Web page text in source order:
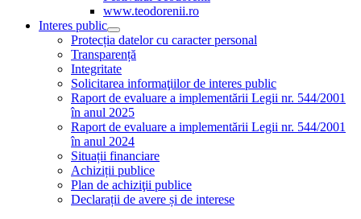
www.teodorenii.ro
Interes public
Protecția datelor cu caracter personal
Transparență
Integritate
Solicitarea informaţiilor de interes public
Raport de evaluare a implementării Legii nr. 544/2001
în anul 2025
Raport de evaluare a implementării Legii nr. 544/2001
în anul 2024
Situații financiare
Achiziții publice
Plan de achiziţii publice
Declarații de avere și de interese